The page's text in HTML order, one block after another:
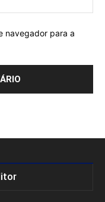
navegador para a